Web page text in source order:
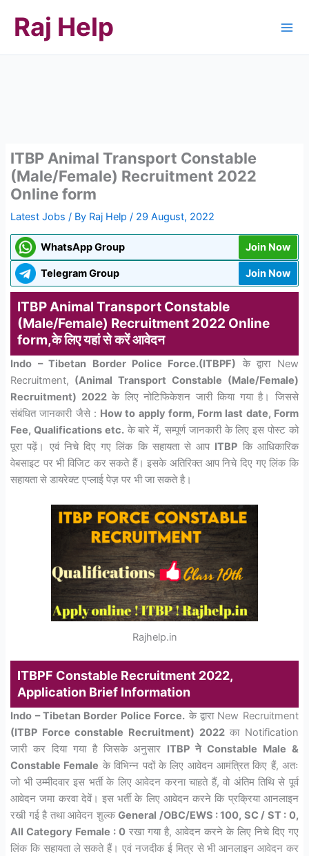
content
Raj Help
ITBP Animal Transport Constable
(Male/Female) Recruitment 2022
Online form
Latest Jobs / By Raj Help/ 29 August, 2022
WhatsApp Group Join Now
Telegram Group Join Now
ITBP Animal Transport Constable
(Male/Female) Recruitment 2022 Online
form,के लिए यहां से करें आवेदन
Indo – Tibetan Border Police Force.(ITBPF) के द्वारा New
Recruitment, (Animal Transport Constable (Male/Female)
Recruitment) 2022के लिए नोटिफिकेशन जारी किया गया है। जिससे
संबंधित जानकारी जैसे : How to apply form, Form last date, Form
Fee, Qualifications etc.के बारे में, सम्पूर्ण जानकारी के लिए इस पोस्ट को
पूरा पढ़ें। एवं निचे दिए गए लिंक कि सहायता से आप ITBP कि आधिकारिक
वेबसाइट पर भी विजिट कर सकते हैं। इसके अतिरिक्त आप निचे दिए गए लिंक कि
सहायता से डायरेक्ट एप्लाई पेज़ पर भी जा सकते है।
Rajhelp.in
ITBPF Constable Recruitment 2022,
Application Brief Information
Indo – Tibetan Border Police Force. के द्वारा New Recruitment
(ITBP Force constable Recruitment) 2022का Notification
जारी कर दिया गया है जिसके अनुसार ITBP ने Constable Male &
Constable Female के विभिन्न पदों के लिए आवेदन आमंत्रित किए हैं, अतः
जो भी उम्मीदवार इस भर्ती के लिए आवेदन करना चाहते हैं, वो अंतिम तिथि से पूर्व
आवेदन जमा करवा देवें। इस भर्ती के लिए आवेदन करने कि प्रक्रिया आनलाइन
रखी गई है तथा आवेदन शुल्कGeneral /OBC/EWS : 100, SC / ST : 0,
All Category Female : 0 रखा गया है, आवेदन करने के लिए निचे दिए गए
लिंक कि सहायता ले सकते हैं। एवं नजदीक ई मित्र से भी आनलाइन आवेदन कर